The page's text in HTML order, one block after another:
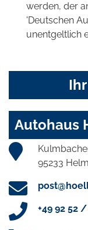
werden, der
'Deutschen
unentgeltlich
Autohaus
95233
+49 92 52